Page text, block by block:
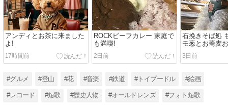
アンディとお茶に来ました
よ!
17時間前
ROCKビーフカレー 家庭で
も満喫!
2日前
石挽きそば処
モ葱とお蕎麦
3日前
#グルメ #登山 #花 #音楽 #鉄道 #トイプードル #絵画
#レコード #短歌 #歴史人物 #オールドレンズ #フォト短歌